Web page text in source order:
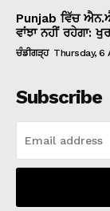
Punjab ਵਿੱਚ
ਵਾਂਝਾ ਨਹੀਂ ਰਹੇਗਾ:
ਚੰਡੀਗੜ੍ਹ Thursday, 6
Subscribe